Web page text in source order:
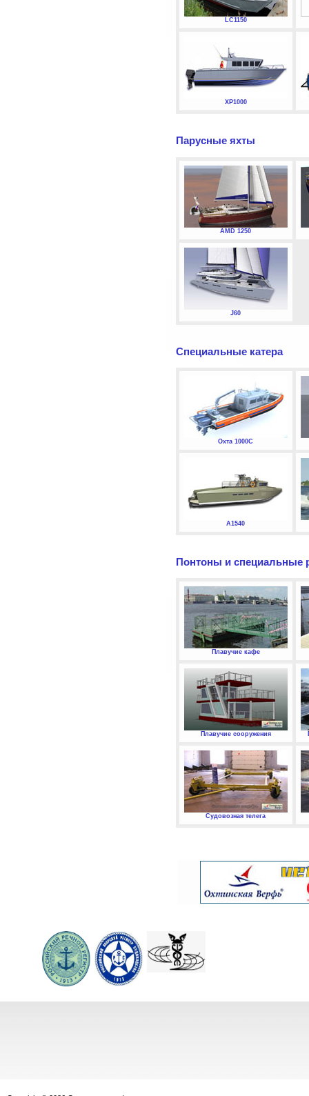
LC1150
XP1000
Парусные яхты
AMD 1250
J60
Специальные катера
Охта 1000С
А1540
Понтоны и специальные
Плавучие кафе
Плавучие сооружения
Судовозная телега